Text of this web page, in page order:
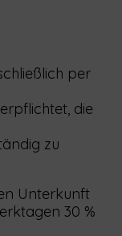
per
die
zu
Unterkunft
30 %